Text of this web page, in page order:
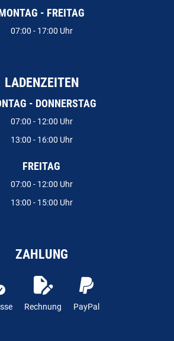
MONTAG - FREITAG
07:00 - 17:00 Uhr
LADENZEITEN
- DONNERSTAG
07:00 - 12:00 Uhr
13:00 - 16:00 Uhr
FREITAG
07:00 - 12:00 Uhr
13:00 - 15:00 Uhr
ZAHLUNG
Rechnung PayPal